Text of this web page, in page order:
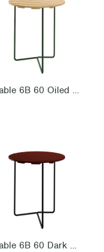
Table 6B 60 Oiled pine with green steel base
Table 6B 60 Dark red oak with black steel base